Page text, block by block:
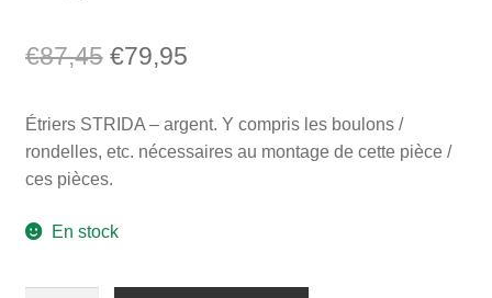
€87,45 Le
initial
€79,95Le
actuel
Étriers STRIDA – argent. Y compris les boulons /
rondelles, etc. nécessaires au montage de cette pièce /
ces pièces.
En stock